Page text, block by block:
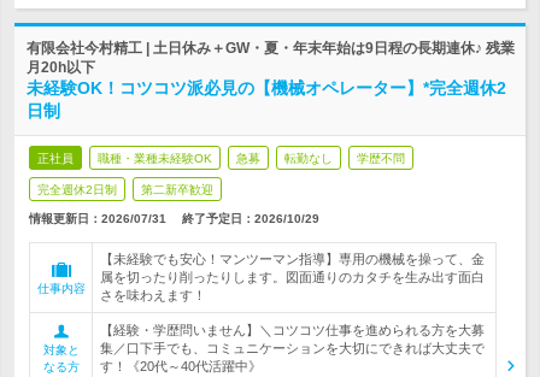
有限会社今村精工 | 土日休み＋GW・夏・年末年始は9日程の長期連休♪ 残業
月20h以下
未経験OK！コツコツ派必見の【機械オペレーター】*完全週休2
日制
正社員 職種・業種未経験OK 急募 転勤なし 学歴不問
完全週休2日制 第二新卒歓迎
情報更新日：2026/07/31 終了予定日： 2026/10/29
仕事内容
【未経験でも安心！マンツーマン指導】専用の機械を操って、金
属を切ったり削ったりします。図面通りのカタチを生み出す面白
さを味わえます！
対象と
なる方
【経験・学歴問いません】＼コツコツ仕事を進められる方を大募
集／口下手でも、コミュニケーションを大切にできれば大丈夫で
す！《20代～40代活躍中》